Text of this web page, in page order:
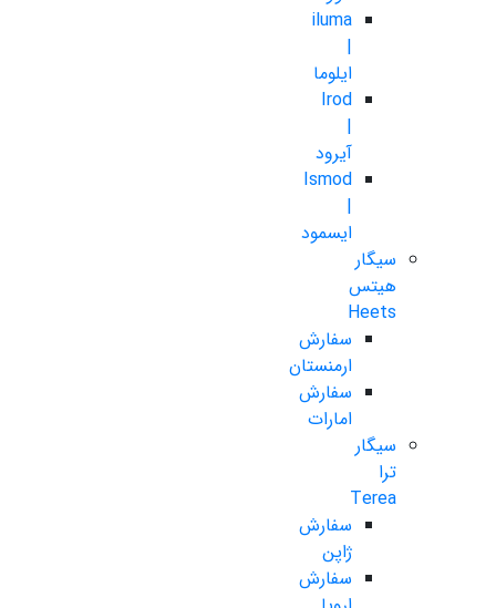
iluma
|
ایلوما
Irod
|
آیرود
Ismod
|
ایسمود
سیگار
هیتس
Heets
سفارش
ارمنستان
سفارش
امارات
سیگار
ترا
Terea
سفارش
ژاپن
سفارش